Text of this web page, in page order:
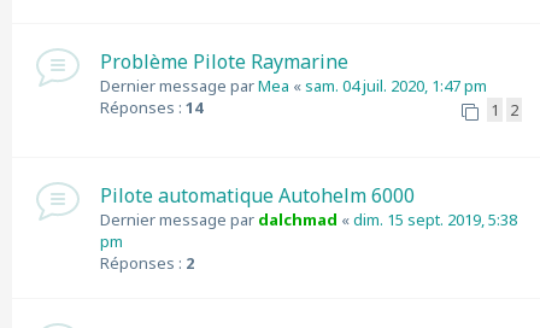
Problème Pilote Raymarine
Dernier message parMea «sam. 04 juil. 2020, 1:47 pm
Réponses : 14 1 2
Pilote automatique Autohelm 6000
Dernier message par dalchmad «dim. 15 sept. 2019, 5:38
pm
Réponses : 2